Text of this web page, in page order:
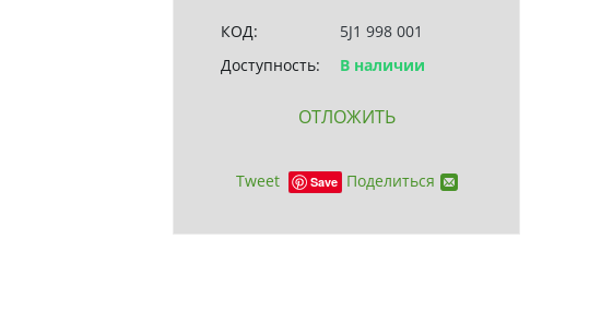
КОД:
5J1 998 001
Доступность:
В наличии
ОТЛОЖИТЬ
Tweet Save Поделиться